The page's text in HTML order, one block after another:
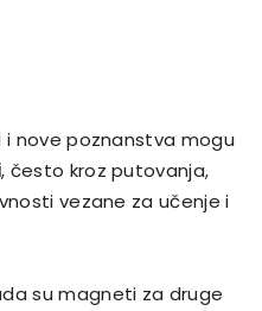
nove poznanstva mogu
, često kroz putovanja,
vezane za učenje i
su magneti za druge